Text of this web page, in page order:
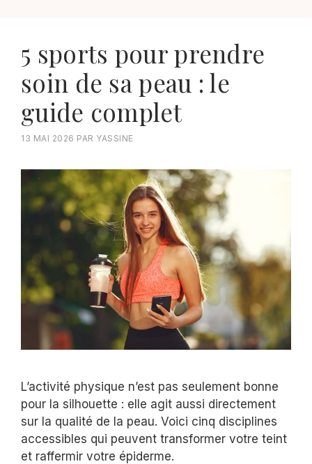
5 sports pour prendre
soin de sa peau : le
guide complet
13 MAI 2026 PAR YASSINE
L’activité physique n’est pas seulement bonne
pour la silhouette : elle agit aussi directement
sur la qualité de la peau. Voici cinq disciplines
accessibles qui peuvent transformer votre teint
et raffermir votre épiderme.